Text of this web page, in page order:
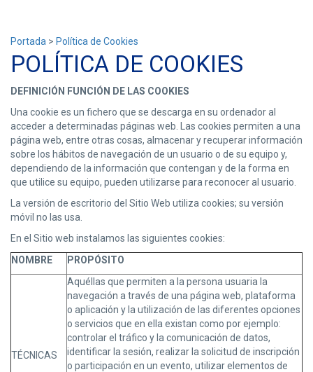
Portada > Política de Cookies
POLÍTICA DE COOKIES
DEFINICIÓN FUNCIÓN DE LAS COOKIES
Una cookie es un fichero que se descarga en su ordenador al
acceder a determinadas páginas web. Las cookies permiten a una
página web, entre otras cosas, almacenar y recuperar información
sobre los hábitos de navegación de un usuario o de su equipo y,
dependiendo de la información que contengan y de la forma en
que utilice su equipo, pueden utilizarse para reconocer al usuario.
​La versión de escritorio del Sitio Web utiliza cookies; su versión
móvil no las usa.
​En el Sitio web instalamos las siguientes cookies:
NOMBRE
PROPÓSITO
TÉCNICAS
Aquéllas que permiten a la persona usuaria la
navegación a través de una página web, plataforma
o aplicación y la utilización de las diferentes opciones
o servicios que en ella existan como por ejemplo:
controlar el tráfico y la comunicación de datos,
identificar la sesión, realizar la solicitud de inscripción
o participación en un evento, utilizar elementos de